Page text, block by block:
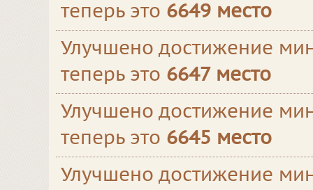
теперь это 6649 место
Улучшено достижение
теперь это 6647 место
Улучшено достижение
теперь это 6645 место
Улучшено достижение